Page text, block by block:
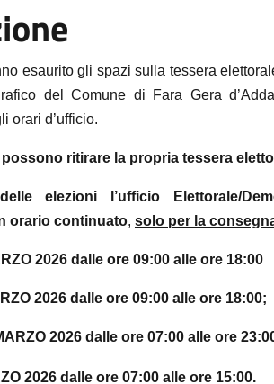
esaurito gli spazi sulla tessera
del Comune di Fara Gera
orari d’ufficio.
possono ritirare la propria tessera
elezioni l’ufficio Elettorale/
orario continuato, solo per la
2026 dalle ore 09:00 alle ore 18:00
2026 dalle ore 09:00 alle ore 18:00;
2026 dalle ore 07:00 alle ore
2026 dalle ore 07:00 alle ore 15:00.